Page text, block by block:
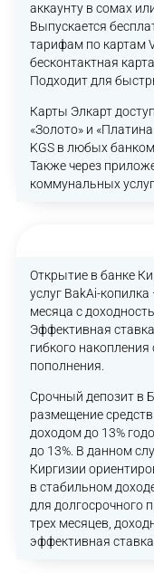
аккаунту в сомах
Выпускается
тарифам по картам
бесконтактная
Подходит для
Карты Элкарт
«Золото» и
KGS в любых
Также через
коммунальных
Открытие в банке
услуг BakAi-
месяца с
Эффективная
гибкого
пополнения.
Срочный депозит в
размещение
доходом до 13%
до 13%. В данном
Киргизии
в стабильном
для долгосрочного
трех месяцев,
эффективная ставка